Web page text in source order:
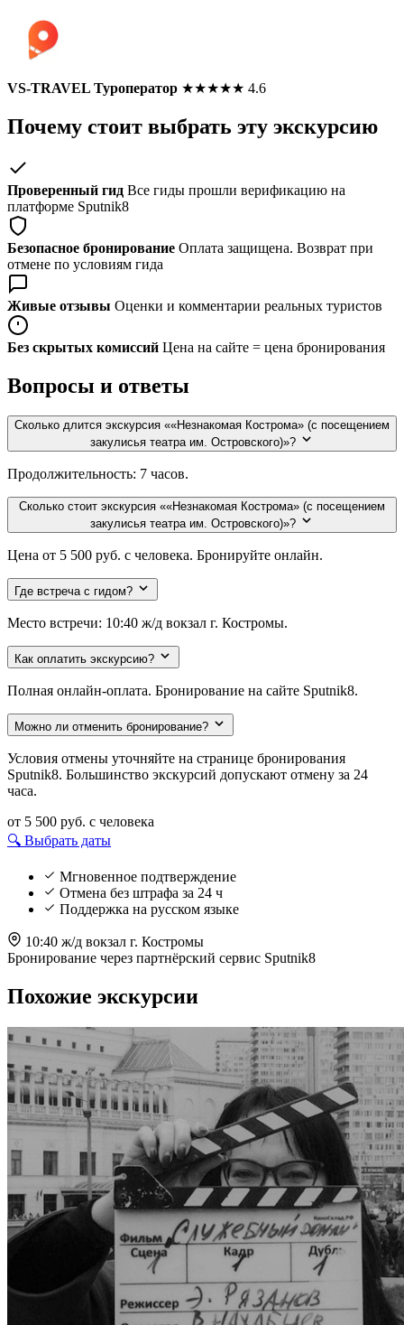
VS-TRAVEL Туроператор ★★★★★ 4.6
Почему стоит выбрать эту экскурсию
Проверенный гид Все гиды прошли верификацию на
платформе Sputnik8
Безопасное бронирование Оплата защищена. Возврат при
отмене по условиям гида
Живые отзывы Оценки и комментарии реальных туристов
Без скрытых комиссий Цена на сайте = цена бронирования
Вопросы и ответы
Сколько длится экскурсия ««Незнакомая Кострома» (с посещением
закулисья театра им. Островского)»?
Продолжительность: 7 часов.
Сколько стоит экскурсия ««Незнакомая Кострома» (с посещением
закулисья театра им. Островского)»?
Цена от 5 500 руб. с человека. Бронируйте онлайн.
Где встреча с гидом?
Место встречи: 10:40 ж/д вокзал г. Костромы.
Как оплатить экскурсию?
Полная онлайн-оплата. Бронирование на сайте Sputnik8.
Можно ли отменить бронирование?
Условия отмены уточняйте на странице бронирования
Sputnik8. Большинство экскурсий допускают отмену за 24
часа.
от 5 500 руб. с человека
🔍 Выбрать даты
Мгновенное подтверждение
Отмена без штрафа за 24 ч
Поддержка на русском языке
10:40 ж/д вокзал г. Костромы
Бронирование через партнёрский сервис Sputnik8
Похожие экскурсии